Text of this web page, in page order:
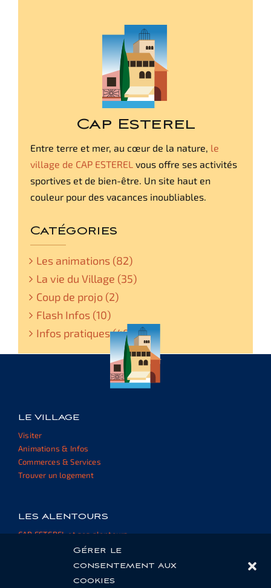
Gérer le
consentement aux
cookies
Cap Esterel
Entre terre et mer, au cœur de la nature, le
village de CAP ESTEREL vous offre ses activités
sportives et de bien-être. Un site haut en
couleur pour des vacances inoubliables.
Catégories
Les animations (82)
La vie du Village (35)
Coup de projo (2)
Flash Infos (10)
Infos pratiques (48)
LE VILLAGE
Visiter
Animations & Infos
Commerces & Services
Trouver un logement
LES ALENTOURS
CAP ESTEREL et ses alentours
Informations et ressources